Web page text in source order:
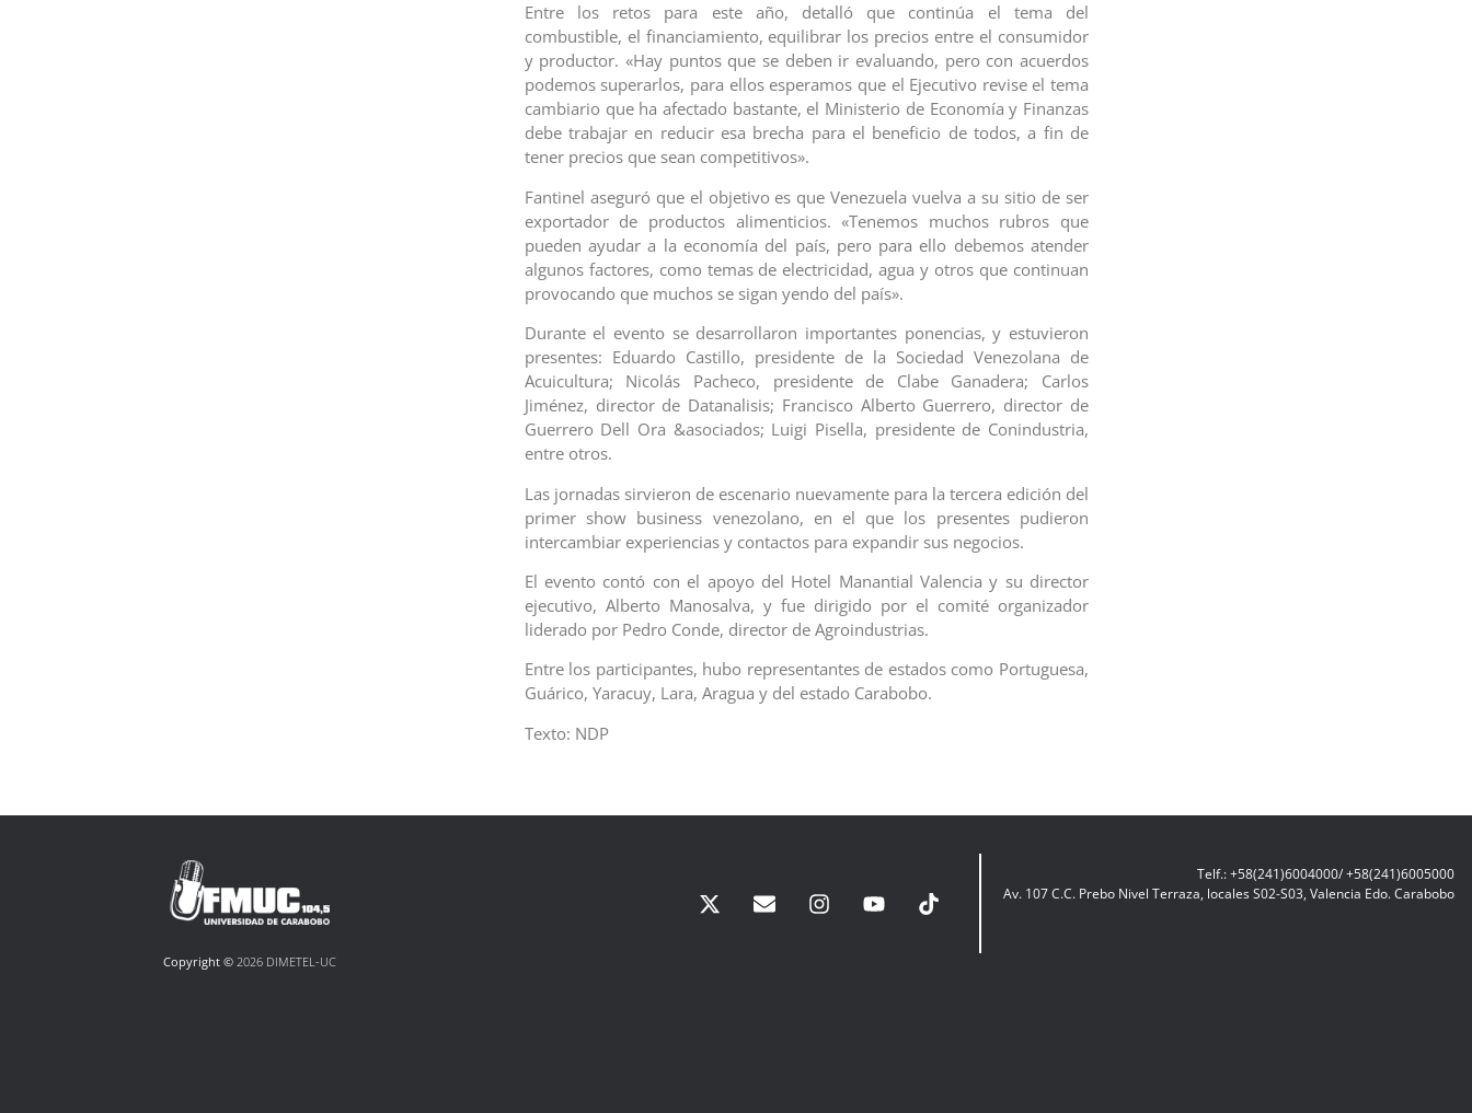
Entre los retos para este año, detalló que continúa el tema del
combustible, el financiamiento, equilibrar los precios entre el consumidor
y productor. «Hay puntos que se deben ir evaluando, pero con acuerdos
podemos superarlos, para ellos esperamos que el Ejecutivo revise el tema
cambiario que ha afectado bastante, el Ministerio de Economía y Finanzas
debe trabajar en reducir esa brecha para el beneficio de todos, a fin de
tener precios que sean competitivos».
Fantinel aseguró que el objetivo es que Venezuela vuelva a su sitio de ser
exportador de productos alimenticios. «Tenemos muchos rubros que
pueden ayudar a la economía del país, pero para ello debemos atender
algunos factores, como temas de electricidad, agua y otros que continuan
provocando que muchos se sigan yendo del país».
Durante el evento se desarrollaron importantes ponencias, y estuvieron
presentes: Eduardo Castillo, presidente de la Sociedad Venezolana de
Acuicultura; Nicolás Pacheco, presidente de Clabe Ganadera; Carlos
Jiménez, director de Datanalisis; Francisco Alberto Guerrero, director de
Guerrero Dell Ora &asociados; Luigi Pisella, presidente de Conindustria,
entre otros.
Las jornadas sirvieron de escenario nuevamente para la tercera edición del
primer show business venezolano, en el que los presentes pudieron
intercambiar experiencias y contactos para expandir sus negocios.
El evento contó con el apoyo del Hotel Manantial Valencia y su director
ejecutivo, Alberto Manosalva, y fue dirigido por el comité organizador
liderado por Pedro Conde, director de Agroindustrias.
Entre los participantes, hubo representantes de estados como Portuguesa,
Guárico, Yaracuy, Lara, Aragua y del estado Carabobo.
Texto: NDP
Copyright ©2026 DIMETEL-UC
Telf.: +58(241)6004000/ +58(241)6005000
Av. 107 C.C. Prebo Nivel Terraza, locales S02-S03, Valencia Edo. Carabobo